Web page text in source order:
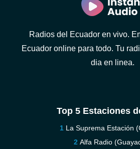
Radios del Ecuador en vivo.
Ecuador online para todo. Tu
dia en linea.
Top 5 Estaciones
La Suprema Estación
Alfa Radio